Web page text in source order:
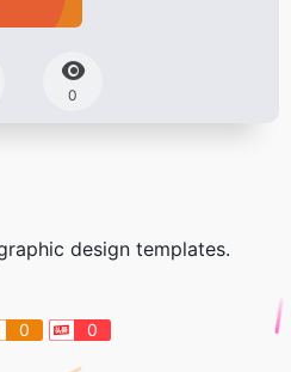
0
design templates.
0 0